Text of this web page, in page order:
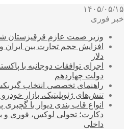
۱۴۰۵/۰۵/۱۵
خبر فوری
وزیر صمت عازم قرقیزستان
دلار
اجرای توافقات دوجانبه با
دولت چهاردهم
راهنمای تخصصی انتخاب
تنش‌های ژئوپلیتیک، بازار
انواع قاب بندی دیوار با
دکارت؛ تحولی لوکس، فوری و
داخلی